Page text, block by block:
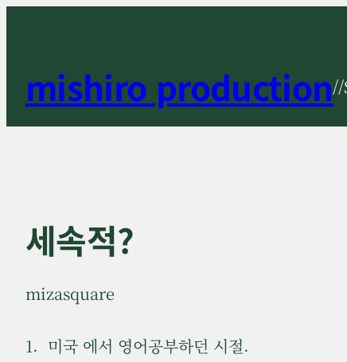
mishiro production
세속적?
mizasquare
1. 미국 에서 영어공부하던 시절.